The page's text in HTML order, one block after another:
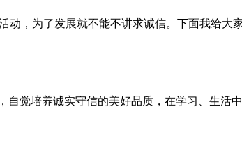
，为了发展就不能不讲求诚信。下面我给大
觉培养诚实守信的美好品质，在学习、生活